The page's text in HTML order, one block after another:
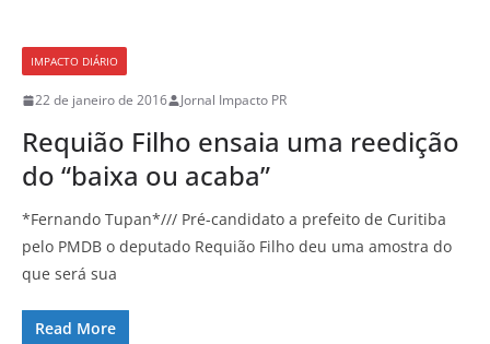
IMPACTO DIÁRIO
22 de janeiro de 2016 Jornal Impacto PR
Requião Filho ensaia uma reedição
do “baixa ou acaba”
*Fernando Tupan*/// Pré-candidato a prefeito de Curitiba
pelo PMDB o deputado Requião Filho deu uma amostra do
que será sua
Read More